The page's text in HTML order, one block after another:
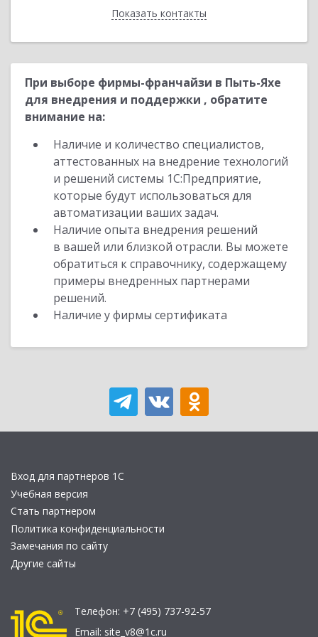
Показать контакты
Назад
При выборе фирмы-франчайзи в Пыть-Яхе
для внедрения и поддержки , обратите
внимание на:
Наличие и количество специалистов,
аттестованных на внедрение технологий
и решений системы 1С:Предприятие,
которые будут использоваться для
автоматизации ваших задач.
Наличие опыта внедрения решений
в вашей или близкой отрасли. Вы можете
обратиться к справочнику, содержащему
примеры внедренных партнерами
решений.
Наличие у фирмы сертификата
Вход для партнеров 1С
Учебная версия
Стать партнером
Политика конфиденциальности
Замечания по сайту
Другие сайты
Телефон: +7 (495) 737-92-57
Email: site_v8@1c.ru